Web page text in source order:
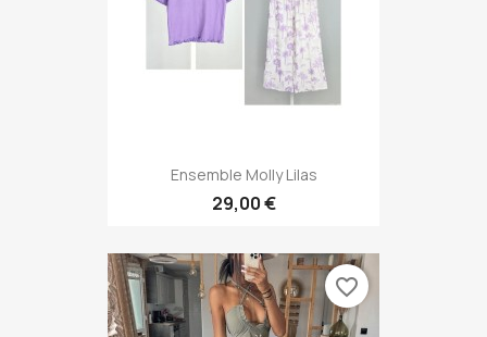
Ensemble Molly Lilas
29,00 €
favorite_border